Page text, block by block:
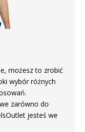
możesz to zrobić
wybór różnych
zarówno do
jesteś we
kół